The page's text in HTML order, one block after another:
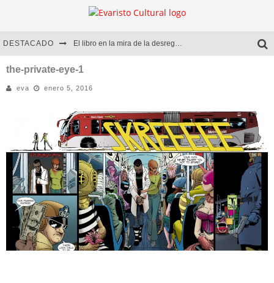
DESTACADO El libro en la mira de la desregulación
Marcelo Rubio | El llovedor
Diego Meret | Hotel Acapulco
Alejandra Correa | La nieve
the-private-eye-1
eva enero 5, 2016